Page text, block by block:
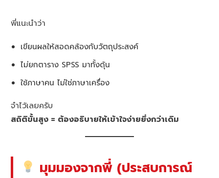
พี่แนะนำว่า
เขียนผลให้สอดคล้องกับวัตถุประสงค์
ไม่ยกตาราง SPSS มาทั้งดุ้น
ใช้ภาษาคน ไม่ใช่ภาษาเครื่อง
จำไว้เลยครับ
สถิติขั้นสูง = ต้องอธิบายให้เข้าใจง่ายยิ่งกว่าเดิม
มุมมองจากพี่ (ประสบการณ์